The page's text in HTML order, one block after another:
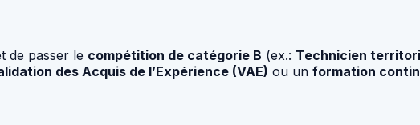
de passer le compétition de catégorie B (ex.: Technicien
des Acquis de l’Expérience (VAE) ou un formation